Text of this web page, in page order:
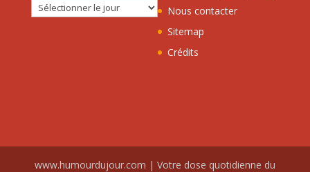
Nous contacter
Sitemap
Crédits
www.humourdujour.com | Votre dose quotidienne du